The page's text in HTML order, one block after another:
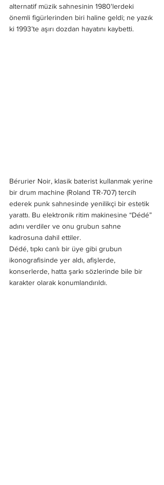
alternatif müzik sahnesinin 1980'lerdeki
önemli figürlerinden biri haline geldi; ne yazık
ki 1993’te aşırı dozdan hayatını kaybetti.
Bérurier Noir, klasik baterist kullanmak yerine
bir drum machine (Roland TR-707) tercih
ederek punk sahnesinde yenilikçi bir estetik
yarattı. Bu elektronik ritim makinesine “Dédé”
adını verdiler ve onu grubun sahne
kadrosuna dahil ettiler.
Dédé, tıpkı canlı bir üye gibi grubun
ikonografisinde yer aldı, afişlerde,
konserlerde, hatta şarkı sözlerinde bile bir
karakter olarak konumlandırıldı.